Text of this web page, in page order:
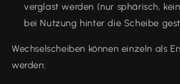
verglast werden (nur sphärisch,
bei Nutzung hinter die Scheibe
Wechselscheiben können einzeln als
werden: